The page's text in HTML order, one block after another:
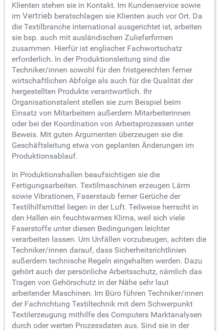
Klienten stehen sie in Kontakt. Im Kundenservice sowie
im Vertrieb beratschlagen sie Klienten auch vor Ort. Da
die Textilbranche international ausgerichtet ist, arbeiten
sie bsp. auch mit ausländischen Zulieferfirmen
zusammen. Hierfür ist englischer Fachwortschatz
erforderlich. In der Produktionsleitung sind die
Techniker/innen sowohl für den fristgerechten ferner
wirtschaftlichen Abfolge als auch für die Qualität der
hergestellten Produkte verantwortlich. Ihr
Organisationstalent stellen sie zum Beispiel beim
Einsatz von Mitarbeitern außerdem Mitarbeiterinnen
oder bei der Koordination von Arbeitsprozessen unter
Beweis. Mit guten Argumenten überzeugen sie die
Geschäftsleitung etwa von geplanten Änderungen im
Produktionsablauf.
In Produktionshallen beaufsichtigen sie die
Fertigungsarbeiten. Textilmaschinen erzeugen Lärm
sowie Vibrationen, Faserstaub ferner Gerüche der
Textilhilfsmittel liegen in der Luft. Teilweise herrscht in
den Hallen ein feuchtwarmes Klima, weil sich viele
Faserstoffe unter diesen Bedingungen leichter
verarbeiten lassen. Um Unfällen vorzubeugen, achten die
Techniker/innen darauf, dass Sicherheitsrichtlinien
außerdem technische Regeln eingehalten werden. Dazu
gehört auch der persönliche Arbeitsschutz, nämlich das
Tragen von Gehörschutz in der Nähe sehr laut
arbeitender Maschinen. Im Büro führen Techniker/innen
der Fachrichtung Textiltechnik mit dem Schwerpunkt
Textilerzeugung mithilfe des Computers Marktanalysen
durch oder werten Prozessdaten aus. Sind sie in der